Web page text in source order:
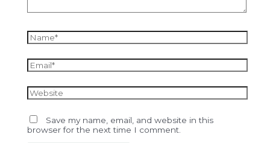
Name*
Email*
Website
Save my name, email, and website in this
browser for the next time I comment.